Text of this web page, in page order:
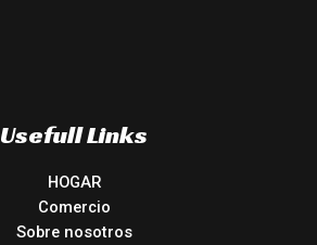
Usefull Links
HOGAR
Comercio
Sobre nosotros